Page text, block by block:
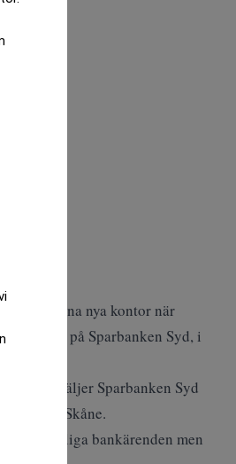
och öppna nya kontor när
på Sparbanken Syd, i
kunder väljer Sparbanken Syd
över Skåne.
vardagliga bankärenden men